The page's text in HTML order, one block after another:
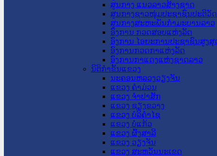
ສູນກາງ ແນວລາວສ້າງຊາດ
ສູນກາງຊາວໜຸ່ມປະຊາຊົນປະຕິວັ
ສູນກາງສະຫະພັນກຳມະບານລາວ
ອົງການ ກວດສອບແຫ່ງລັດ
ອົງການ ໄອຍະການປະຊາຊົນສູງສຸ
ອົງການກວດກາແຫ່ງລັດ
ອົງການກາແດງແຫ່ງຊາດລາວ
ນິຕິກໍາຂັ້ນແຂວງ
ນະ​ຄອນ​ຫລວງວຽງຈັນ
ແຂວງ ຄໍາມ່ວນ
ແຂວງ ຈໍາປາສັກ
ແຂວງ ຊຽງຂວາງ
ແຂວງ ບໍລິຄໍາໄຊ
ແຂວງ ບໍ່ແກ້ວ
ແຂວງ ຜົ້ງສາລີ
ແຂວງ ວຽງຈັນ
ແຂວງ ສະຫວັນນະເຂດ